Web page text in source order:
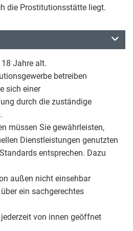
die Prostitutionsstätte liegt.
Jahre alt.
betreiben
sich einer
durch die zuständige
müssen Sie gewährleisten,
Dienstleistungen genutzten
entsprechen. Dazu
außen nicht einsehbar
ein sachgerechtes
von innen geöffnet